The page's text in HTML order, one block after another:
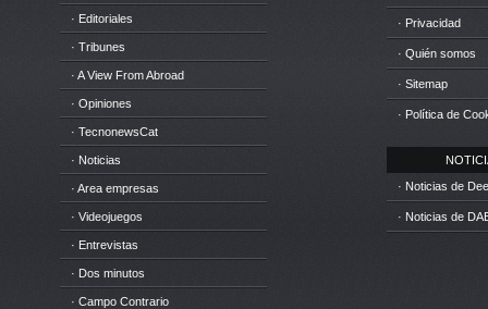
· Editoriales
· Tribunes
· A View From Abroad
· Opiniones
· TecnonewsCat
· Noticias
· Area empresas
· Videojuegos
· Entrevistas
· Dos minutos
· Campo Contrario
· Privacidad
· Quién somos
· Sitemap
· Política de
· Noticias de
· Noticias de